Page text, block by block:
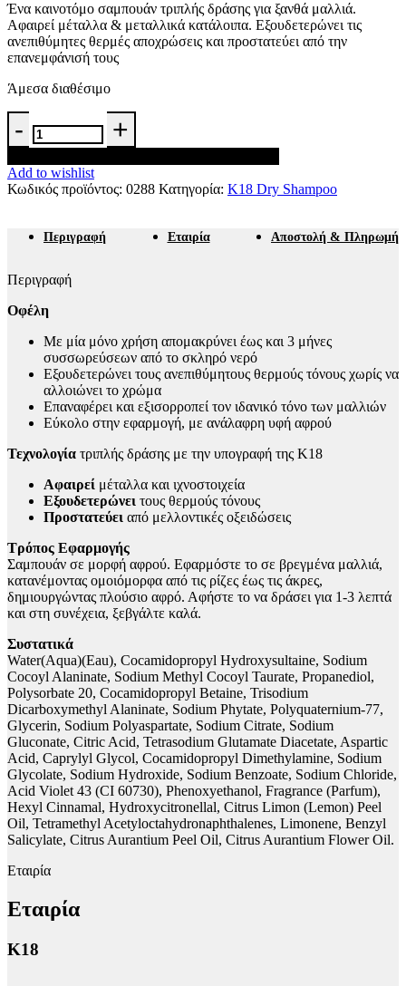
Ένα καινοτόμο σαμπουάν τριπλής δράσης για ξανθά μαλλιά.
Αφαιρεί μέταλλα & μεταλλικά κατάλοιπα. Εξουδετερώνει τις
ανεπιθύμητες θερμές αποχρώσεις και προστατεύει από την
επανεμφάνισή τους
Άμεσα διαθέσιμο
TripleBright
oxidation
defense
purple
shampoo
ποσότητα
Add to wishlist
Κωδικός προϊόντος: 0288 Κατηγορία: K18 Dry Shampoo
Περιγραφή Εταιρία Αποστολή & Πληρωμή
Περιγραφή
Οφέλη
Με μία μόνο χρήση απομακρύνει έως και 3 μήνες
συσσωρεύσεων από το σκληρό νερό
Εξουδετερώνει τους ανεπιθύμητους θερμούς τόνους χωρίς να
αλλοιώνει το χρώμα
Επαναφέρει και εξισορροπεί τον ιδανικό τόνο των μαλλιών
Εύκολο στην εφαρμογή, με ανάλαφρη υφή αφρού
Τεχνολογία τριπλής δράσης με την υπογραφή της Κ18
Αφαιρεί μέταλλα και ιχνοστοιχεία
Εξουδετερώνει τους θερμούς τόνους
Προστατεύει από μελλοντικές οξειδώσεις
Τρόπος Εφαρμογής
Σαμπουάν σε μορφή αφρού. Εφαρμόστε το σε βρεγμένα μαλλιά,
κατανέμοντας ομοιόμορφα από τις ρίζες έως τις άκρες,
δημιουργώντας πλούσιο αφρό. Αφήστε το να δράσει για 1-3 λεπτά
και στη συνέχεια, ξεβγάλτε καλά.
Συστατικά
Water(Aqua)(Eau), Cocamidopropyl Hydroxysultaine, Sodium
Cocoyl Alaninate, Sodium Methyl Cocoyl Taurate, Propanediol,
Polysorbate 20, Cocamidopropyl Betaine, Trisodium
Dicarboxymethyl Alaninate, Sodium Phytate, Polyquaternium-77,
Glycerin, Sodium Polyaspartate, Sodium Citrate, Sodium
Gluconate, Citric Acid, Tetrasodium Glutamate Diacetate, Aspartic
Acid, Caprylyl Glycol, Cocamidopropyl Dimethylamine, Sodium
Glycolate, Sodium Hydroxide, Sodium Benzoate, Sodium Chloride,
Acid Violet 43 (CI 60730), Phenoxyethanol, Fragrance (Parfum),
Hexyl Cinnamal, Hydroxycitronellal, Citrus Limon (Lemon) Peel
Oil, Tetramethyl Acetyloctahydronaphthalenes, Limonene, Benzyl
Salicylate, Citrus Aurantium Peel Oil, Citrus Aurantium Flower Oil.
Εταιρία
Εταιρία
K18